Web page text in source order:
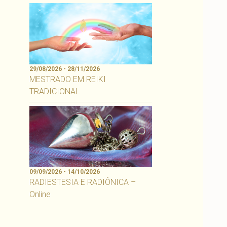
29/08/2026 - 28/11/2026
MESTRADO EM REIKI
TRADICIONAL
09/09/2026 - 14/10/2026
RADIESTESIA E RADIÔNICA –
Online